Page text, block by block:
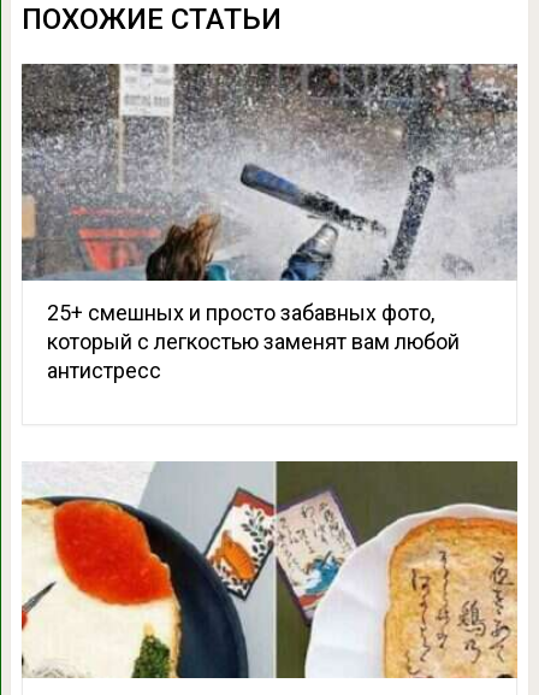
ПОХОЖИЕ СТАТЬИ
25+ смешных и просто забавных фото,
который с легкостью заменят вам любой
антистресс